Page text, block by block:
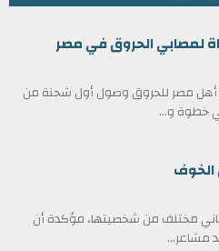
لمصابي الحروق في مصر
مصر للحروق وصول أول شحنة من
خطوة و...
مختلف من شخصيتها، مؤكدة أن
مشاعر...